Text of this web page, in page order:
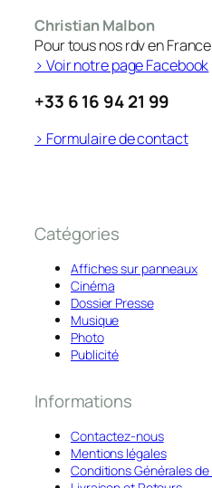
Christian Malbon
Pour tous nos rdv en France
> Voir notre page Facebook
+33 6 16 94 21 99
> Formulaire de contact
Catégories
Affiches sur panneaux
Cinéma
Dossier Presse
Musique
Photo
Publicité
Informations
Contactez-nous
Mentions légales
Conditions Générales de